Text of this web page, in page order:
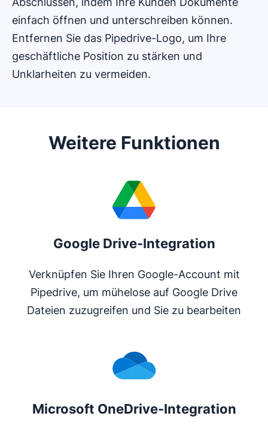
einfach öffnen und unterschreiben können.
Entfernen Sie das Pipedrive-Logo, um Ihre
geschäftliche Position zu stärken und
Unklarheiten zu vermeiden.
Weitere Funktionen
Google Drive-Integration
Verknüpfen Sie Ihren Google-Account mit
Pipedrive, um mühelose auf Google Drive
Dateien zuzugreifen und Sie zu bearbeiten
Microsoft OneDrive-Integration